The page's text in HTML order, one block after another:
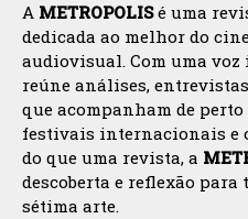
A METROPOLISé uma
dedicada ao melhor do
audiovisual. Com uma
reúne análises,
que acompanham de
festivais internacionais e
do que uma revista, a
descoberta e reflexão
sétima arte.